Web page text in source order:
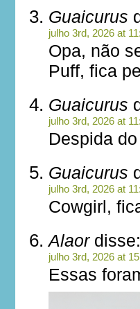
Guaicurus
julho 3rd, 2026 at
Opa, não
Puff, fica
Guaicurus
julho 3rd, 2026 at
Despida
Guaicurus
julho 3rd, 2026 at
Cowgirl,
Alaordisse:
julho 3rd, 2026 at
Essas